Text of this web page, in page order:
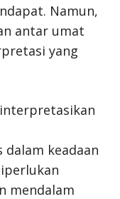
Namun,
antar umat
yang
keadaan
mendalam